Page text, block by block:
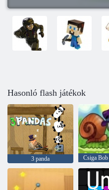
Hasonló flash játékok
3 panda